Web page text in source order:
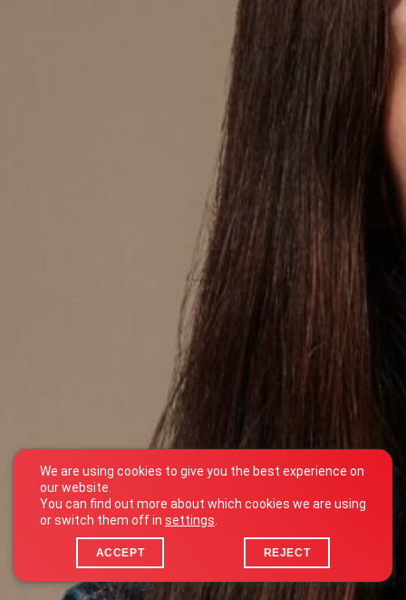
We are using cookies to give you the best experience on
our website.
You can find out more about which cookies we are using
or switch them off in settings
ACCEPT REJECT